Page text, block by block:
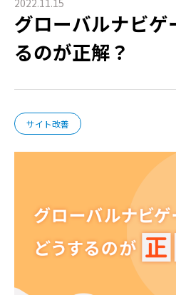
2022.11.15
グローバルナビゲ
るのが正解？
サイト改善